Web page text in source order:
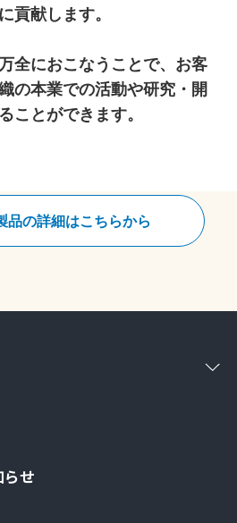
貢献します。
全におこなうことで、お客
の本業での活動や研究・開
ことができます。
品の詳細はこちらから
せ